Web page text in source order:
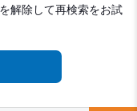
解除して再検索をお試